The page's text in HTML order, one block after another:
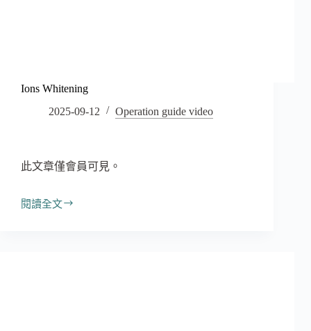
Ions Whitening
2025-09-12
Operation guide video
此文章僅會員可見。
閱讀全文
Ions